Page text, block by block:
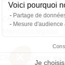
Conditions
Voici pourquoi
Partage de
Mesure
Je choisis